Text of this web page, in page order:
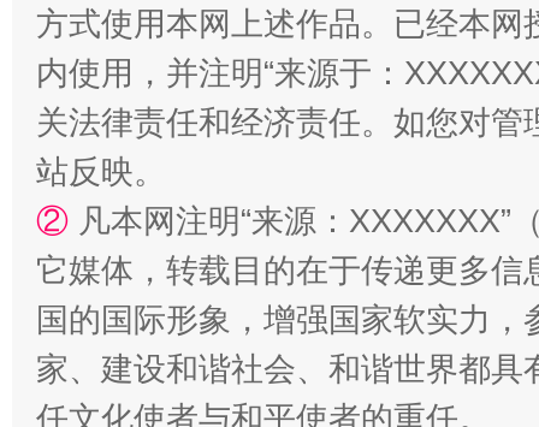
方式使用本网上述作品。已经本
内使用，并注明“来源于：
关法律责任和经济责任。如您对
站反映。
② 凡本网注明“来源：
它媒体，转载目的在于传递更多
国的国际形象，增强国家软实力
家、建设和谐社会、和谐世界都
任文化使者与和平使者的重任。